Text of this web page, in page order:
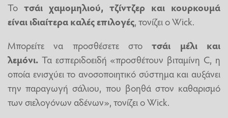
Το τσάι χαμομηλιού, τζίντζερ και κουρκουμά
είναι ιδιαίτερα καλές επιλογές, τονίζει ο Wick.
Μπορείτε να προσθέσετε στοτσάι μέλι και
λεμόνι. Τα εσπεριδοειδή «προσθέτουν βιταμίνη C, η
οποία ενισχύει το ανοσοποιητικό σύστημα και αυξάνει
την παραγωγή σάλιου, που βοηθά στον καθαρισμό
των σιελογόνων αδένων», τονίζει ο Wick.